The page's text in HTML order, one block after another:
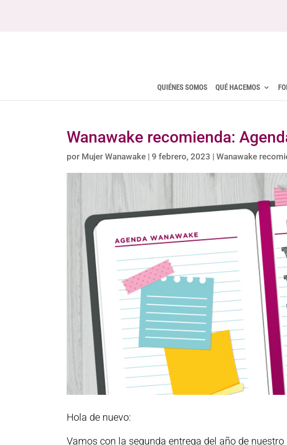
QUIÉNES SOMOS QUÉ HACEMOS
Wanawake recomienda:
por Mujer Wanawake |9 febrero, 2023 |Wanawake
Hola de nuevo:
Vamos con la segunda entrega del año de